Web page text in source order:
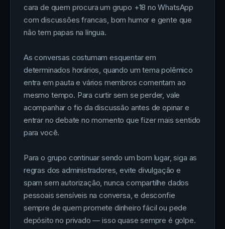
cara de quem procura um grupo +18 no WhatsApp
com discussões francas, bom humor e gente que
não tem papas na língua.
As conversas costumam esquentar em
determinados horários, quando um tema polêmico
entra em pauta e vários membros comentam ao
mesmo tempo. Para curtir sem se perder, vale
acompanhar o fio da discussão antes de opinar e
entrar no debate no momento que fizer mais sentido
para você.
Para o grupo continuar sendo um bom lugar, siga as
regras dos administradores, evite divulgação e
spam sem autorização, nunca compartilhe dados
pessoais sensíveis na conversa, e desconfie
sempre de quem promete dinheiro fácil ou pede
depósito no privado — isso quase sempre é golpe.